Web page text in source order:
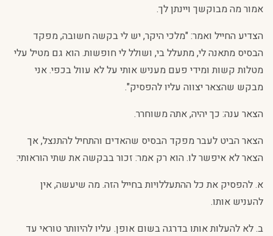
אמור מה מבוקשך ויינתן לך.
הצדיע החייל ואמר: "מלכי היקר, יש לי בקשה חשובה, מפקד
הבסיס מתאנה לי, מתעלל בי, ושולל לי חופשות. הוא גם מטיל עלי
מטלות קשות ומידי פעם מעניש אותי על לא עוול בכפי. אני
מבקש שהצאר יצווה עליו להפסיק".
הצאר ענה: כך יהיה, אתה משוחרר.
הצאר הביט לעבר מפקד הבסיס שהאדים והתחיל להתנצל, אך
הצאר לא איפשר לו. הוא רק אמר: זכור בבקשה את שתי הוראותי:
א. להפסיק את כל ההתעללויות בחייל הזה. מה שיעשה, אין
להעניש אותו.
ב. לא להעלות אותו בדרגה בשום אופן. עליו להיוותר טוראי עד